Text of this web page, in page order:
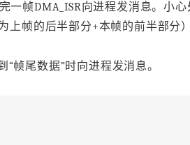
一帧DMA_ISR向进程发消息。小心
上帧的后半部分+本帧的前半部分）
帧尾数据”时向进程发消息。